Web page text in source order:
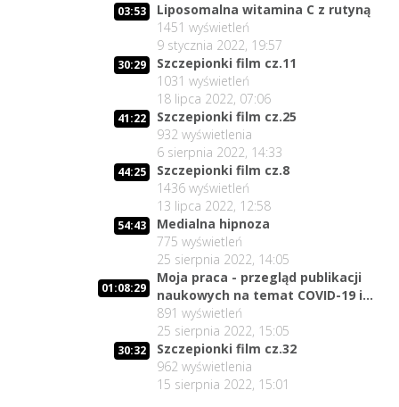
03:53
Liposomalna witamina C z rutyną
1451 wyświetleń
9 stycznia 2022, 19:57
30:29
Szczepionki film cz.11
1031 wyświetleń
18 lipca 2022, 07:06
41:22
Szczepionki film cz.25
932 wyświetlenia
6 sierpnia 2022, 14:33
44:25
Szczepionki film cz.8
1436 wyświetleń
13 lipca 2022, 12:58
54:43
Medialna hipnoza
775 wyświetleń
25 sierpnia 2022, 14:05
01:08:29
Moja praca - przegląd publikacji
naukowych na temat COVID-19 i
melatoniny.
891 wyświetleń
25 sierpnia 2022, 15:05
30:32
Szczepionki film cz.32
962 wyświetlenia
15 sierpnia 2022, 15:01